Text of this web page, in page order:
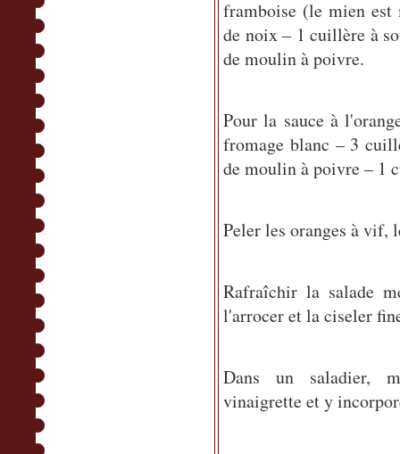
framboise (le mien
de noix – 1 cuillère à
de moulin à poivre.
Pour la sauce à
fromage blanc – 3
de moulin à poivre – 1
Peler les oranges à vif,
Rafraîchir la salade
l'arrocer et la ciseler
Dans un saladier,
vinaigrette et y